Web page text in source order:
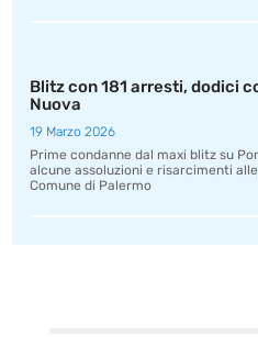
Blitz con 181 arresti, dodici
Nuova
19 Marzo 2026
Prime condanne dal maxi blitz su
alcune assoluzioni e risarcimenti
Comune di Palermo